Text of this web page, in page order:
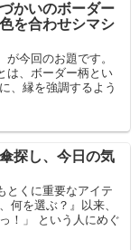
かいのボーダー
を合わせシマシ
今回のお題です。
は、ボーダー柄とい
、縁を強調するよう
探し、今日の気
とくに重要なアイテ
何を選ぶ？』以来、
！」 という人にめぐ